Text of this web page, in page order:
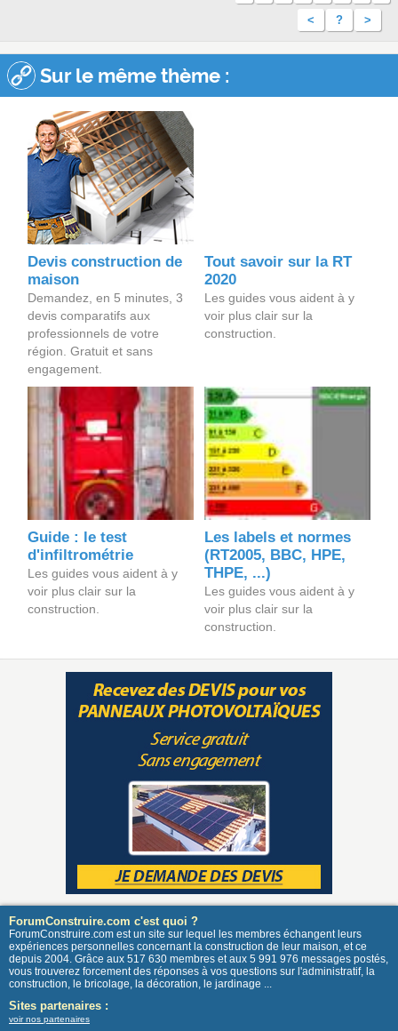
< ? >
Sur le même thème :
Devis construction de
maison
Demandez, en 5 minutes, 3
devis comparatifs aux
professionnels de votre
région. Gratuit et sans
engagement.
Tout savoir sur la RT
2020
Les guides vous aident à y
voir plus clair sur la
construction.
Guide : le test
d'infiltrométrie
Les guides vous aident à y
voir plus clair sur la
construction.
Les labels et normes
(RT2005, BBC, HPE,
THPE, ...)
Les guides vous aident à y
voir plus clair sur la
construction.
ForumConstruire.com c'est quoi ?
ForumConstruire.com est un site sur lequel les membres échangent leurs
expériences personnelles concernant la construction de leur maison, et ce
depuis 2004. Grâce aux 517 630 membres et aux 5 991 976 messages postés,
vous trouverez forcement des réponses à vos questions sur l'administratif, la
construction, le bricolage, la décoration, le jardinage ...
Sites partenaires :
voir nos partenaires